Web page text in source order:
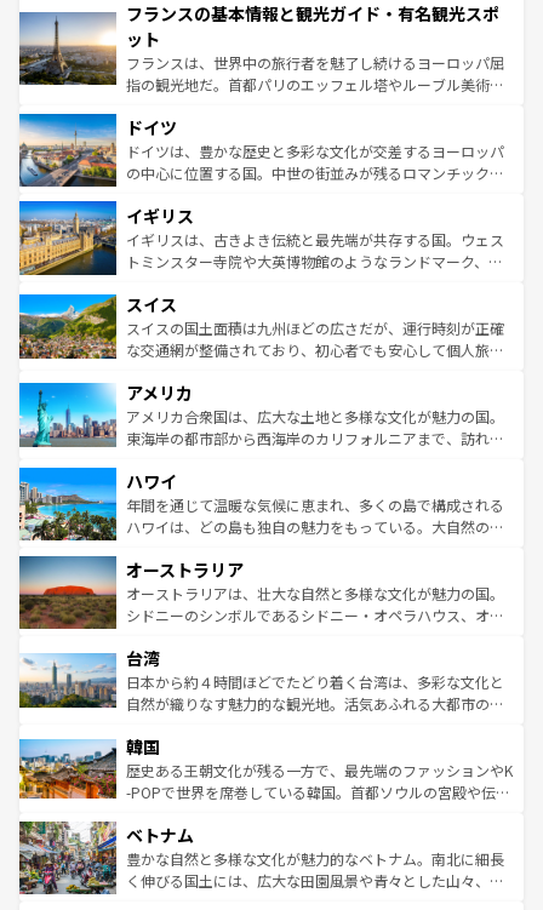
ませてくれるイタリアで、忘れられない旅をしてみよう！
なお、新着のイタリア情報は
しい。
文化が根付くこの国では、情熱的なフラメンコ、熱気あふ
れる闘牛、そして美味しいタパスが生活の一部となってい
る。首都マドリードの洗練された雰囲気や、バルセロナの
アートに溢れた街角から、地方では古代ローマ遺跡や中世
せる。地方によって風土や気候が異なるスペインはその個
性で訪れる人を魅了する。 なお、新着のスペイン情報は コ
ンテンツ一覧を参照してほしい。
フランスの基本情報と観光ガイド・有名観光スポ
ット
フランスは、世界中の旅行者を魅了し続けるヨーロッパ屈
指の観光地だ。首都パリのエッフェル塔やルーブル美術館
で、幅広い魅力が詰まっている。華麗な宮殿、歴史的な大
聖堂、美しいビーチ、そして豊かな自然が、訪れる者を心
から魅了する。また、フランスは美食の国としても知ら
いる。シャンパンの発祥地であるランス、プロヴァンスの
香り高いラベンダー畑など、多彩な楽しみ方が可能だ。さ
らに、パリ以外の地域にも魅力が溢れており、どの街角に
れる地方に足を運ぶとそれぞれで全く異なる文化を体験で
きるだろう。 なお、新着のフランス情報はコンテンツ一覧
を参照してほしい。
ドイツ
ドイツは、豊かな歴史と多彩な文化が交差するヨーロッパ
の中心に位置する国。中世の街並みが残るロマンチック街
顔を持つこの国は、どこを歩いても飽きることがない。ベ
ルリンの文化的活気、バイエルン州のアルプスの絶景、そ
してライン川沿いのワイン畑といった風景は必見。ビール
は、お酒好きな人にはぜひ体験してほしい。 なお、新着の
ドイツ情報はコンテンツ一覧を参照してほしい。
イギリス
イギリスは、古きよき伝統と最先端が共存する国。ウェス
トミンスター寺院や大英博物館のようなランドマーク、歴
リアごとに異なる魅力がある。また、優雅なアフタヌーン
ティー、ビール好きにはたまらない英国パブ、サッカー観
戦など、本場だからこそできる体験も豊富。イギリスを旅
ンツ一覧を参照してほしい。
スイス
スイスの国土面積は九州ほどの広さだが、運行時刻が正確
な交通網が整備されており、初心者でも安心して個人旅行
の建物がそのまま残る町や、スイスならではのユニークな
博物館もあり、アルプス観光だけでなく町歩きも満喫する
ことができる。国民の所得が高いため物価も高いが、旅行
ば市内交通費無料で観光を楽しむこともできる。 なお、新
着のスイス情報はコンテンツ一覧 を参照してほしい。
アメリカ
アメリカ合衆国は、広大な土地と多様な文化が魅力の国。
東海岸の都市部から西海岸のカリフォルニアまで、訪れる
のような巨大都市は、観光、ショッピング、エンターテイ
ンメントが詰まった刺激的なスポットだ。一方、アメリカ
西部には大自然が広がり、グランドキャニオンやイエロー
部のニューオーリンズでは、音楽と美食が融合した独特の
文化が魅力。旅行者はアメリカの各地域で異なる魅力を楽
しみながら、その多様性と豊かな歴史を感じることができ
ならではの贅沢な旅のスタイルだ。 なお、新着のアメリカ
情報はコンテンツ一覧を参照してほしい。
ハワイ
年間を通じて温暖な気候に恵まれ、多くの島で構成される
ハワイは、どの島も独自の魅力をもっている。大自然の神
ワイ島は見逃せない。また、定番の観光地といえばオアフ
島だが、静かな自然を求めるならマウイ島やカウアイ島が
おすすめ。エメラルドグリーンに輝く海をはじめ、豊かな
れるおもてなしの心で訪れる人々を迎えてくれるハワイの
人々、おいしいローカルフードやハワイアンミュージッ
ク、伝統的なフラダンスなど、すべてがハワイの魅力を彩
ワイを、存分に味わってほしい。 なお、新着のハワイ情報
はコンテンツ一覧を参照してほしい。
オーストラリア
オーストラリアは、壮大な自然と多様な文化が魅力の国。
シドニーのシンボルであるシドニー・オペラハウス、オー
リアリーフや大陸中央部にそびえるウルル（エアーズロッ
ク）、タスマニアの美しい原生林やケアンズの熱帯雨林な
ど、見どころがたくさん。また、カフェやワイン、オージ
いる。アクティビティも充実しており、サーフィンやダイ
ビング、ハイキングなど、アウトドア好きにはたまらな
い。オーストラリアの多彩な魅力を存分に味わいつくそ
参照してほしい。
台湾
日本から約４時間ほどでたどり着く台湾は、多彩な文化と
自然が織りなす魅力的な観光地。活気あふれる大都市の台
ン）、静ひつな山岳地帯である台湾東部など、都市の喧騒
と山間の静けさが共存しており、訪れる人に新しい発見と
驚きをもたらしてくれる。また、奥深い台湾の食文化も魅
容にもいいと評判のスイーツなど、バラエティ豊かな料理
が味わえる。 なお、新着の台湾情報は コンテンツ一覧を参
照してほしい。
韓国
歴史ある王朝文化が残る一方で、最先端のファッションやK
-POPで世界を席巻している韓国。首都ソウルの宮殿や伝統
き、地方に足を延ばせば四季折々の自然美を楽しむことが
できる。そして、キムチや焼肉、絶品のストリートフード
まで、さまざまな韓国料理が待っている。夜には、韓国な
ベトナム
豊かな自然と多様な文化が魅力的なベトナム。南北に細長
く伸びる国土には、広大な田園風景や青々とした山々、世